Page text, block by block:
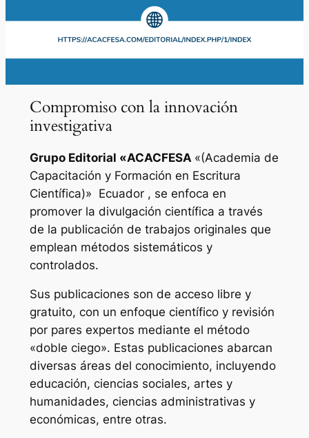
Compromiso con la innovación
investigativa
Grupo Editorial «ACACFESA «(Academia de
Capacitación y Formación en Escritura
Científica)» Ecuador , se enfoca en
promover la divulgación científica a través
de la publicación de trabajos originales que
emplean métodos sistemáticos y
controlados.
Sus publicaciones son de acceso libre y
gratuito, con un enfoque científico y revisión
por pares expertos mediante el método
«doble ciego». Estas publicaciones abarcan
diversas áreas del conocimiento, incluyendo
educación, ciencias sociales, artes y
humanidades, ciencias administrativas y
económicas, entre otras.